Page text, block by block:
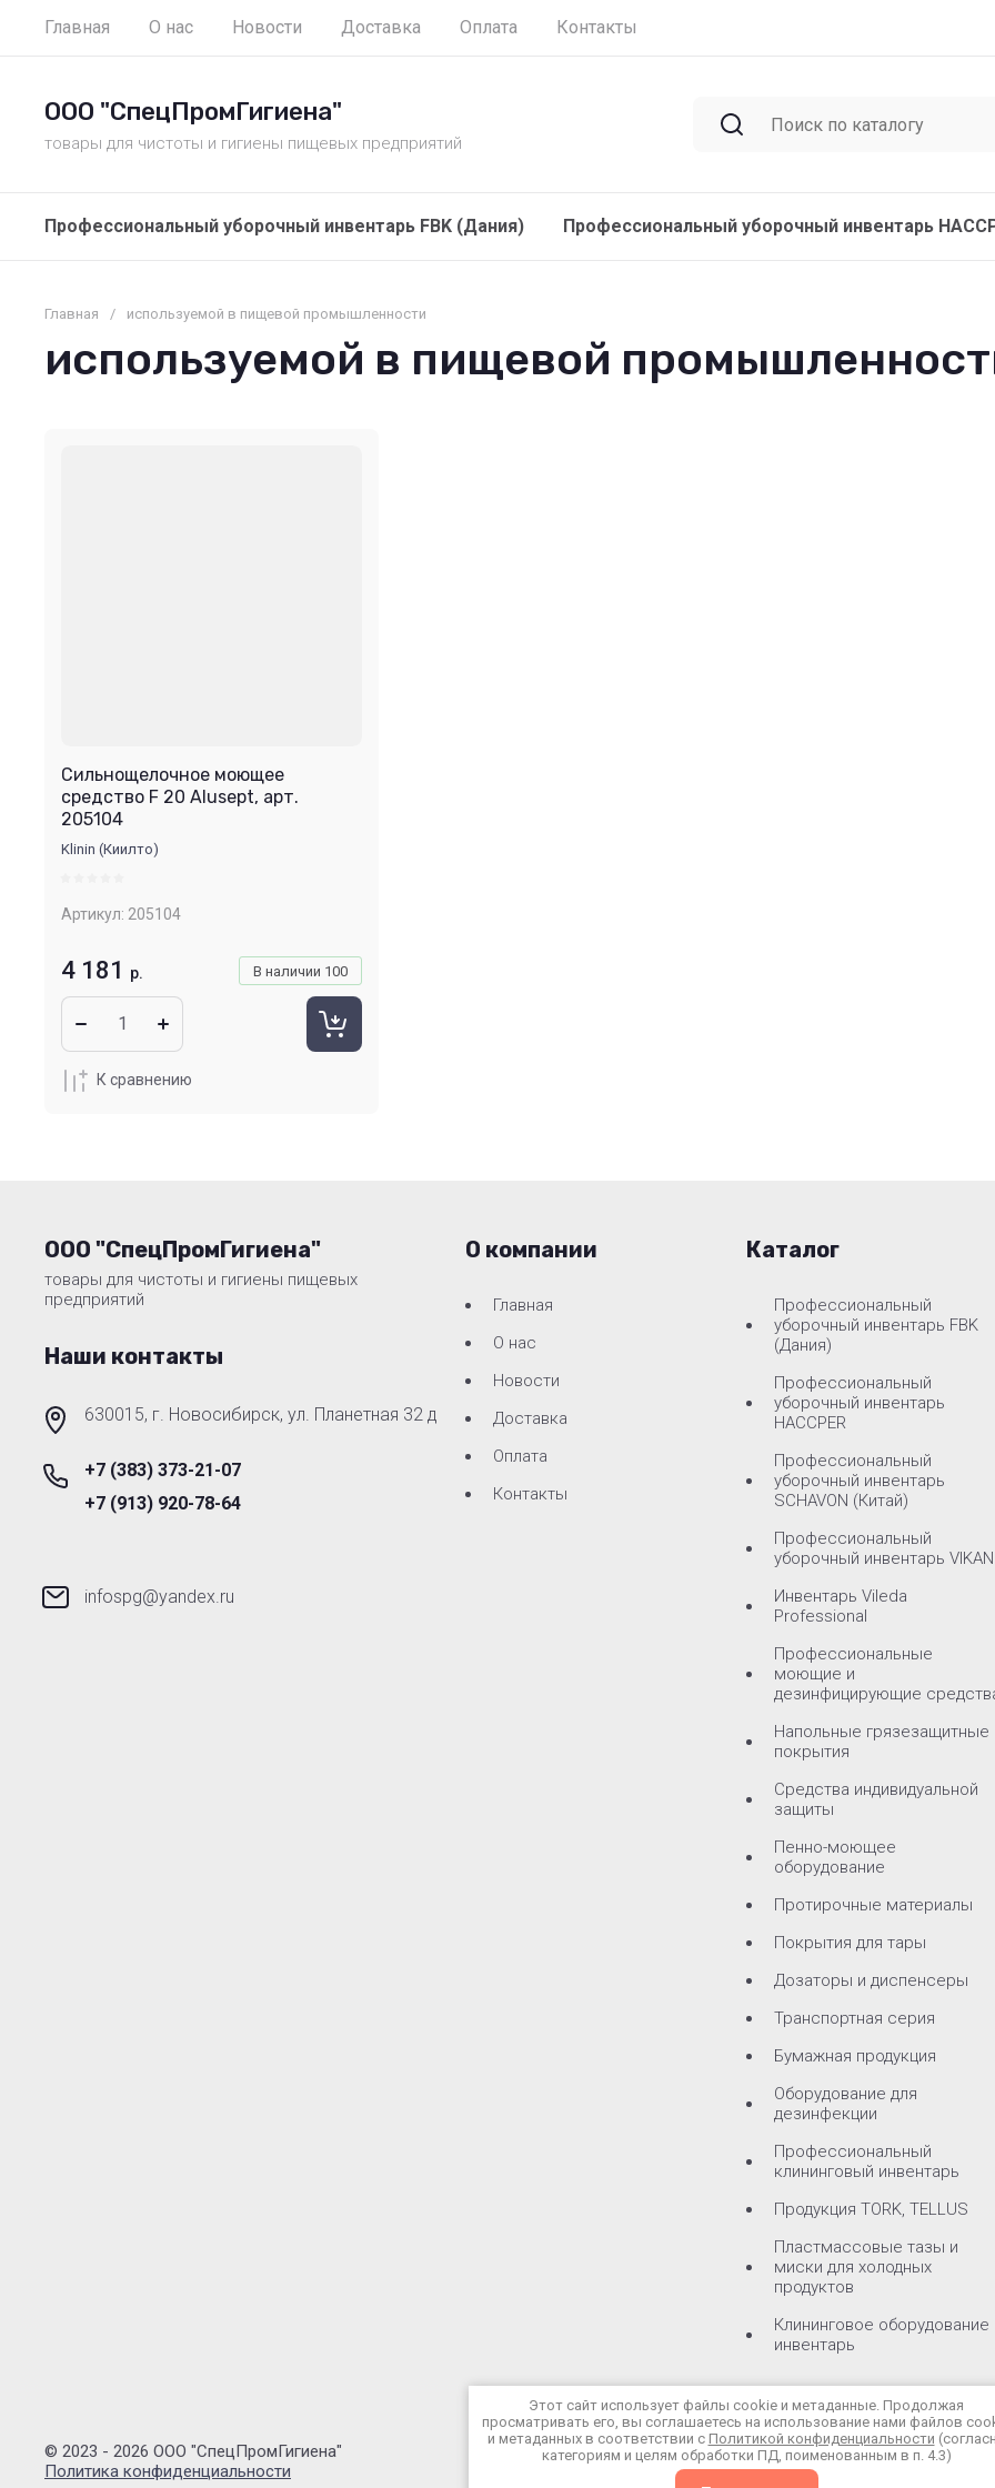
Главная О нас Новости Доставка Оплата Контакты
ООО "СпецПромГигиена"
товары для чистоты и гигиены пищевых предприятий
Профессиональный уборочный инвентарь FBK (Дания) Профессиональный уборочный инвентарь
Главная / используемой в пищевой промышленности
используемой в пищевой
Сильнощелочное моющее
средство F 20 Alusept, арт.
205104
Klinin (Киилто)
Артикул: 205104
В наличии 100
4 181 р.
К сравнению
ООО "СпецПромГигиена"
товары для чистоты и гигиены пищевых
предприятий
Наши контакты
630015, г. Новосибирск, ул. Планетная 32 д
+7 (383) 373-21-07
+7 (913) 920-78-64
infospg@yandex.ru
О компании
Главная
О нас
Новости
Доставка
Оплата
Контакты
Каталог
Профессиональный
уборочный инвентарь FBK
(Дания)
Профессиональный
уборочный инвентарь
HACCPER
Профессиональный
уборочный инвентарь
SCHAVON (Китай)
Профессиональный
уборочный инвентарь VIKAN
Инвентарь Vileda
Professional
Профессиональные
моющие и
дезинфицирующие
Напольные грязезащитные
покрытия
Средства индивидуальной
защиты
Пенно-моющее
оборудование
Протирочные материалы
Покрытия для тары
Дозаторы и диспенсеры
Транспортная серия
Бумажная продукция
Оборудование для
дезинфекции
Профессиональный
клининговый инвентарь
Продукция TORK, TELLUS
Пластмассовые тазы и
миски для холодных
продуктов
Клининговое оборудование
инвентарь
© 2023 - 2026 ООО "СпецПромГигиена"
Политика конфиденциальности
Этот сайт использует файлы cookie и метаданные. Продолжая
просматривать его, вы соглашаетесь на использование нами файлов
и метаданных в соответствии с Политикой конфиденциальности
категориям и целям обработки ПД, поименованным в п. 4.3)